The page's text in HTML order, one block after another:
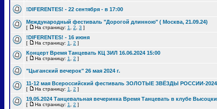
!DIFERENTES! - 22 сентября - в 17:00
Международный фестиваль "Дорогой длинною" ( Москва, 21.09.24)
[ На страницу: 1 2 3 ]
!DIFERENTES! - 16 июня
[ На страницу: 1 2 ]
Концерт Время Танцевать КЦ ЗИЛ 16.06.2024 15:00
[ На страницу: 1 2 ]
"Цыганский вечерок" 26 мая 2024 г.
11-12 мая Всероссийский фестиваль ЗОЛОТЫЕ ЗВЁЗДЫ РОССИИ-2024
[ На страницу: 1 2 ]
19.05.2024 Танцевальная вечеринка Время Танцевать в клубе
[ На страницу: 1 2 ]